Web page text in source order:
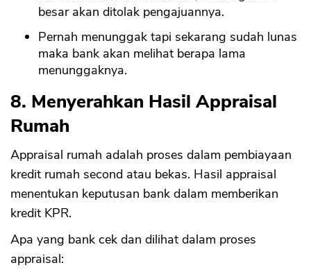
besar akan ditolak pengajuannya.
Pernah menunggak tapi sekarang sudah lunas
maka bank akan melihat berapa lama
menunggaknya.
8. Menyerahkan Hasil Appraisal
Rumah
Appraisal rumah adalah proses dalam pembiayaan
kredit rumah second atau bekas. Hasil appraisal
menentukan keputusan bank dalam memberikan
kredit KPR.
Apa yang bank cek dan dilihat dalam proses
appraisal: